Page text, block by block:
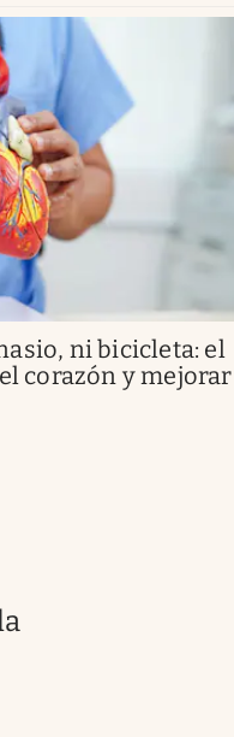
ni bicicleta: el
corazón y mejorar